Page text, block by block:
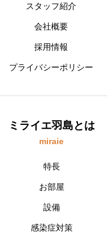
スタッフ紹介
会社概要
採用情報
プライバシーポリシー
ミライエ羽島とは
miraie
特長
お部屋
設備
感染症対策